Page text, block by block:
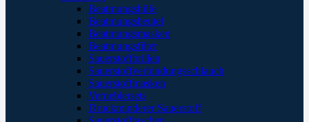
Beatmungshilfe
Beatmungsbeutel
Beatmungsmasken
Beatmungsfilter
Sauerstoffbrillen
Sauerstoffverbindungsschlauch
Sauerstoffmasken
Verneblersets
Druckminderer Sauerstoff